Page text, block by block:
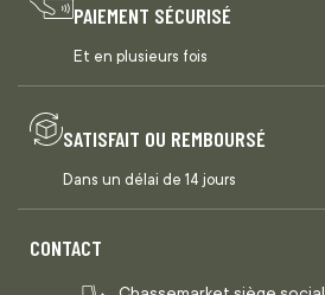
PAIEMENT SÉCURISÉ
Et en plusieurs fois
SATISFAIT OU REMBOURSÉ
Dans un délai de 14 jours
CONTACT